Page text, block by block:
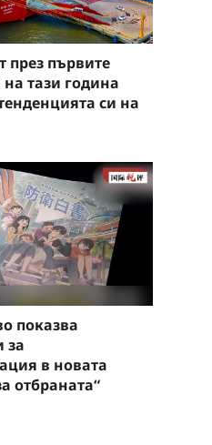
през първите
тази година
си на
показва
за
в новата
отбраната“